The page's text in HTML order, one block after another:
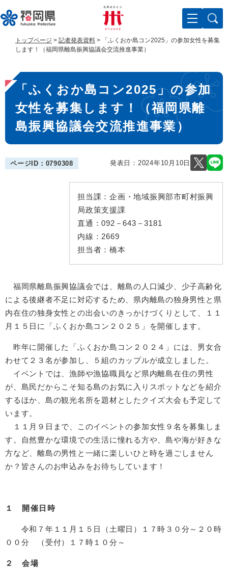
ー
ジ
す
。
ニ
ュ
し
て
トップページ > 記者発表資料 >
「ふくおか島コン2025」の参加女性を募集
します！（福岡県離島振興協議会交流推進事業）
本
文
「ふくおか島コン2025」の参加
女性を募集します！（福岡県離
島振興協議会交流推進事業）
ページID：0790308 発表日： 2024年10月10日
担当課： 企画・地域振興部市町村振興
局政策支援課
直通：092－643－3181
内線： 2669
担当者： 橋本
福岡県離島振興協議会では、離島の人口減少、少子高齢化
による後継者不足に対応するため、県内離島の独身男性と県
内在住の独身女性との出会いのきっかけづくりとして、１１
月１５日に「ふくおか島コン２０２５」を開催します。
昨年に開催した「ふくおか島コン２０２４」には、男女合
わせて２３名が参加し、５組のカップルが成立しました。
イベントでは、漁師や漁協職員など県内離島在住の男性
が、島民だからこそ知る島のお気に入りスポットなどを紹介
するほか、島の観光名所を題材としたクイズ大会も予定して
います。
１１月９日まで、このイベントの参加女性９名を募集しま
す。自然豊かな環境での生活に憧れる方や、島や海が好きな
方など、離島の男性と一緒に楽しいひと時を過ごしません
か？皆さんのお申込みをお待ちしています！
１ 開催日時
令和７年１１月１５日（土曜日）１７時３０分～２０時
００分 （受付）１７時１０分～
２ 会場